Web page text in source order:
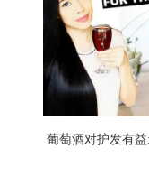
葡萄酒对护发有